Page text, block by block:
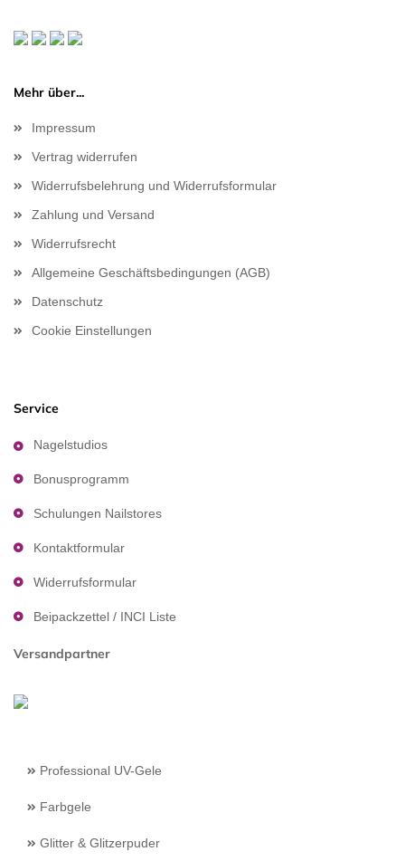
Mehr über...
Impressum
Vertrag widerrufen
Widerrufsbelehrung und Widerrufsformular
Zahlung und Versand
Widerrufsrecht
Allgemeine Geschäftsbedingungen (AGB)
Datenschutz
Cookie Einstellungen
Service
Nagelstudios
Bonusprogramm
Schulungen Nailstores
Kontaktformular
Widerrufsformular
Beipackzettel / INCI Liste
Versandpartner
Professional UV-Gele
Farbgele
Glitter & Glitzerpuder